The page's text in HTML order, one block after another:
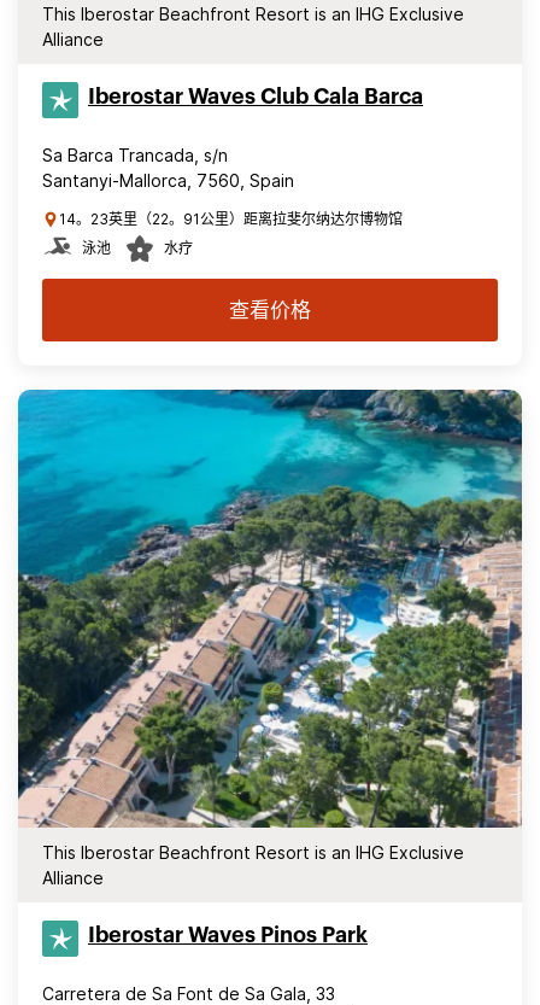
This Iberostar Beachfront Resort is an IHG Exclusive
Alliance
Iberostar Waves Club Cala Barca
Sa Barca Trancada, s/n
Santanyi-Mallorca, 7560, Spain
14。23英里（22。91公里）距离拉斐尔纳达尔博物馆
泳池
水疗
查看价格
This Iberostar Beachfront Resort is an IHG Exclusive
Alliance
Iberostar Waves Pinos Park
Carretera de Sa Font de Sa Gala, 33